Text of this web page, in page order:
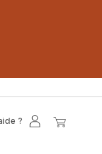
?
Mon